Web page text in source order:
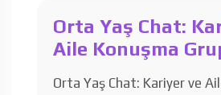
Orta Yaş Chat:
Aile Konuşma
Orta Yaş Chat: Kariyer ve